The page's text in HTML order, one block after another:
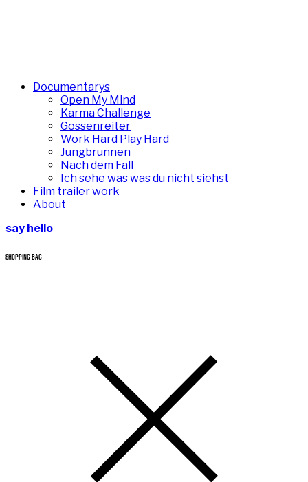
Documentarys
Open My Mind
Karma Challenge
Gossenreiter
Work Hard Play Hard
Jungbrunnen
Nach dem Fall
Ich sehe was was du nicht siehst
Film trailer work
About
say hello
SHOPPING BAG